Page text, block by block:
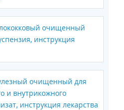
очищенный
инструкция
очищенный для
и внутрикожного
инструкция лекарства